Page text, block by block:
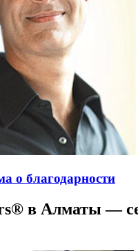
о благодарности
в Алматы —